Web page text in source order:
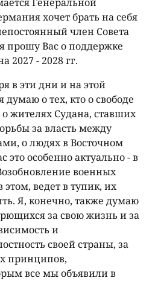
хочет брать на себя
член Совета
прошу Вас о поддержке
2027 - 2028 гг.
в эти дни и на этой
думаю о тех, кто о свободе
жителях Судана, ставших
за власть между
о людях в Восточном
это особенно актуально - в
военных
ведет в тупик, их
Я, конечно, также думаю
за свою жизнь и за
и
своей страны, за
принципов,
все мы объявили в